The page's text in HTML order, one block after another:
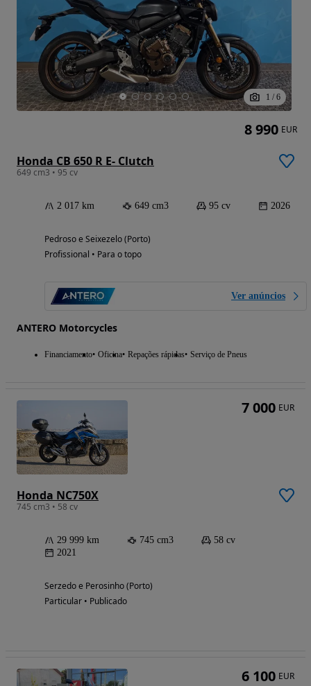
1 / 6
Honda CB 650 R E- Clutch
649 cm3 • 95 cv
2 017 km 649 cm3 95 cv 2026
Pedroso e Seixezelo (Porto)
Profissional • Para o topo
Ver anúncios
ANTERO Motorcycles
Financiamento Oficina Repações rápidas Serviço de Pneus
8 990 EUR
Honda NC750X
745 cm3 • 58 cv
29 999 km 745 cm3
58 cv
2021
Serzedo e Perosinho (Porto)
Particular • Publicado
7 000 EUR
6 100 EUR